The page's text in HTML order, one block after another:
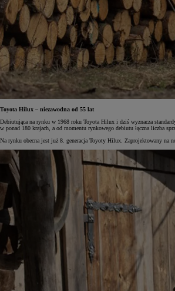
Toyota Hilux – niezawodna od 55 lat
Debiutująca na rynku w 1968 roku Toyota Hilux i dziś wyznacza
w ponad 180 krajach, a od momentu rynkowego debiutu łączna liczba
Na rynku obecna jest już 8. generacja Toyoty Hilux. Zaprojektowany na